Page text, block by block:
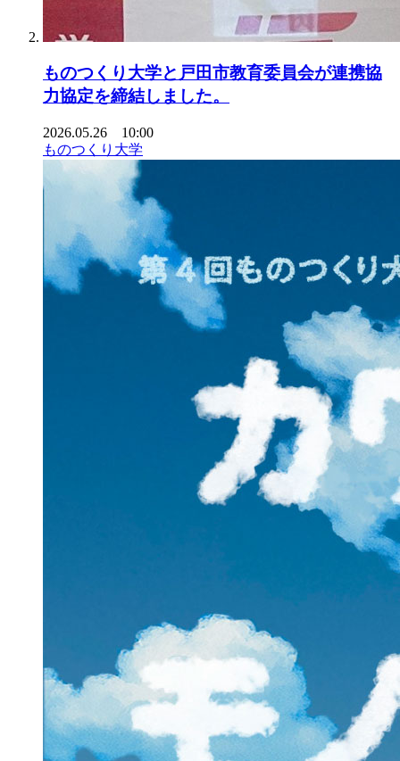
ものつくり大学と戸田市教育委員会が連携協
力協定を締結しました。
2026.05.26 10:00
ものつくり大学